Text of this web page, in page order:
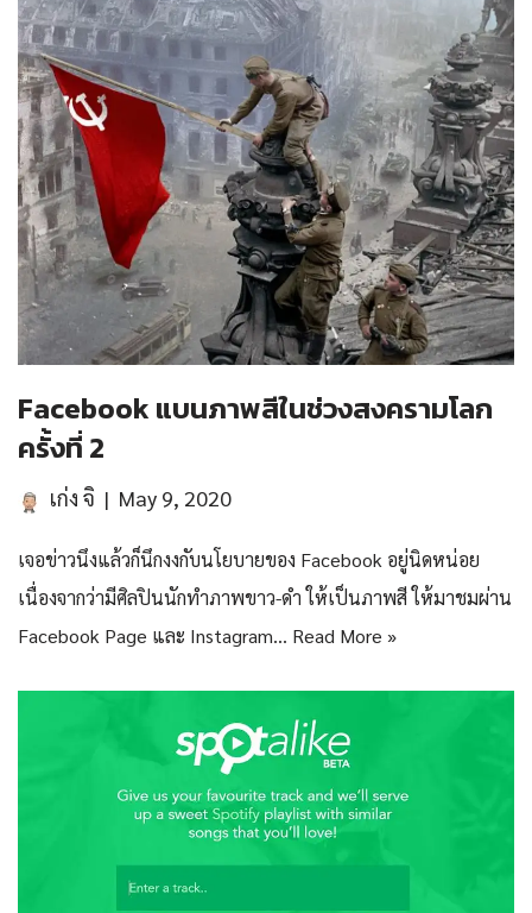
Facebook แบนภาพสีในช่วงสงครามโลก
ครั้งที่ 2
เก่ง จิ May 9, 2020
เจอข่าวนึงแล้วก็นึกงงกับนโยบายของ Facebook อยู่นิดหน่อย
เนื่องจากว่ามีศิลปินนักทำภาพขาว-ดำ ให้เป็นภาพสี ให้มาชมผ่าน
Facebook Page และ Instagram… Read More »